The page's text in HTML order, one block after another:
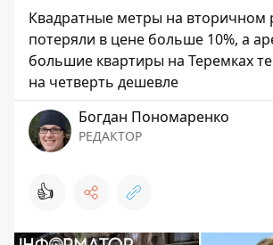
Квадратные метры на вторичном
потеряли в цене больше 10%, а
большие квартиры на Теремках
на четверть дешевле
Богдан Пономаренко
РЕДАКТОР
👍